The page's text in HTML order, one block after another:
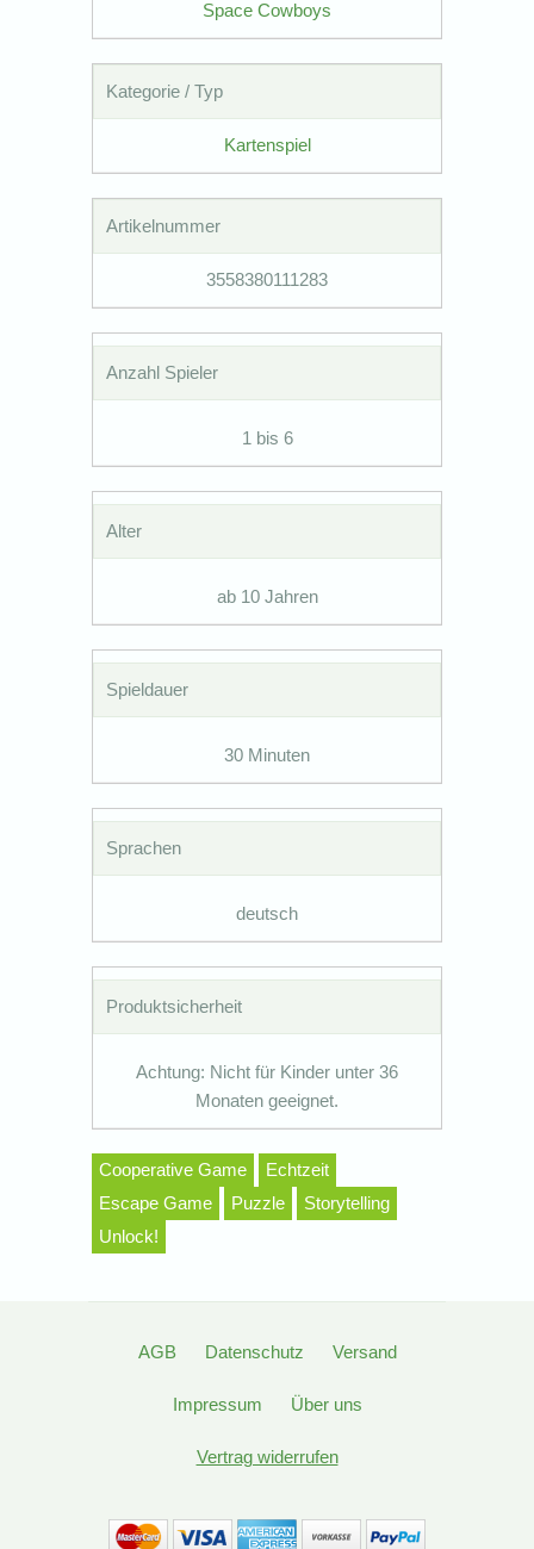
Space Cowboys
Kategorie / Typ
Kartenspiel
Artikelnummer
3558380111283
Anzahl Spieler
1 bis 6
Alter
ab 10 Jahren
Spieldauer
30 Minuten
Sprachen
deutsch
Produktsicherheit
Achtung: Nicht für Kinder unter 36
Monaten geeignet.
Cooperative Game
Echtzeit
Escape Game
Puzzle
Storytelling
Unlock!
AGB Datenschutz Versand
Impressum Über uns
Vertrag widerrufen